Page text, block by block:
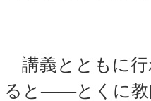
講義とともに行
ると――とくに教